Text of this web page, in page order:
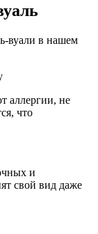
вуали в нашем
аллергии, не
что
и
свой вид даже